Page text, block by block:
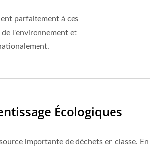
parfaitement à ces
de l'environnement et
Écologiques
importante de déchets en classe.